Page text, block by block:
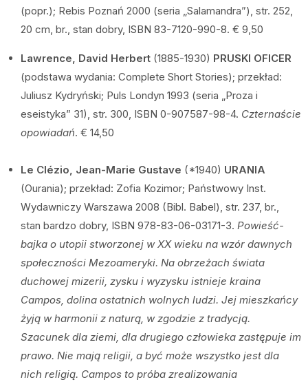
(popr.); Rebis Poznań 2000 (seria „Salamandra”), str. 252,
20 cm, br., stan dobry, ISBN 83-7120-990-8. € 9,50
Lawrence, David Herbert (1885-1930) PRUSKI OFICER
(podstawa wydania: Complete Short Stories); przekład:
Juliusz Kydryński; Puls Londyn 1993 (seria „Proza i
eseistyka” 31), str. 300, ISBN 0-907587-98-4. Czternaście
opowiadań. € 14,50
Le Clézio, Jean-Marie Gustave (*1940) URANIA
(Ourania); przekład: Zofia Kozimor; Państwowy Inst.
Wydawniczy Warszawa 2008 (Bibl. Babel), str. 237, br.,
stan bardzo dobry, ISBN 978-83-06-03171-3. Powieść-
bajka o utopii stworzonej w XX wieku na wzór dawnych
społeczności Mezoameryki. Na obrzeżach świata
duchowej mizerii, zysku i wyzysku istnieje kraina
Campos, dolina ostatnich wolnych ludzi. Jej mieszkańcy
żyją w harmonii z naturą, w zgodzie z tradycją.
Szacunek dla ziemi, dla drugiego człowieka zastępuje im
prawo. Nie mają religii, a być może wszystko jest dla
nich religią. Campos to próba zrealizowania